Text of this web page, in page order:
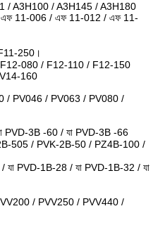
/ A3H100 / A3H145 / A3H180
এফ 11-006 / এফ 11-012 / এফ 11-
250।
080 / F12-110 / F12-150
160
/ PV046 / PV063 / PV080 /
PVD-3B -60 / যা PVD-3B -66
505 / PVK-2B-50 / PZ4B-100 /
যা PVD-1B-28 / যা PVD-1B-32 / যা
/ PVV250 / PVV440 /